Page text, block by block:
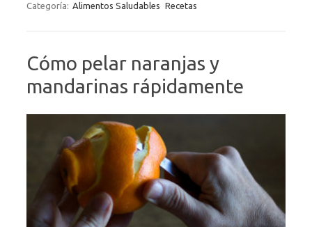
Categoría: Alimentos Saludables Recetas
Cómo pelar naranjas y
mandarinas rápidamente